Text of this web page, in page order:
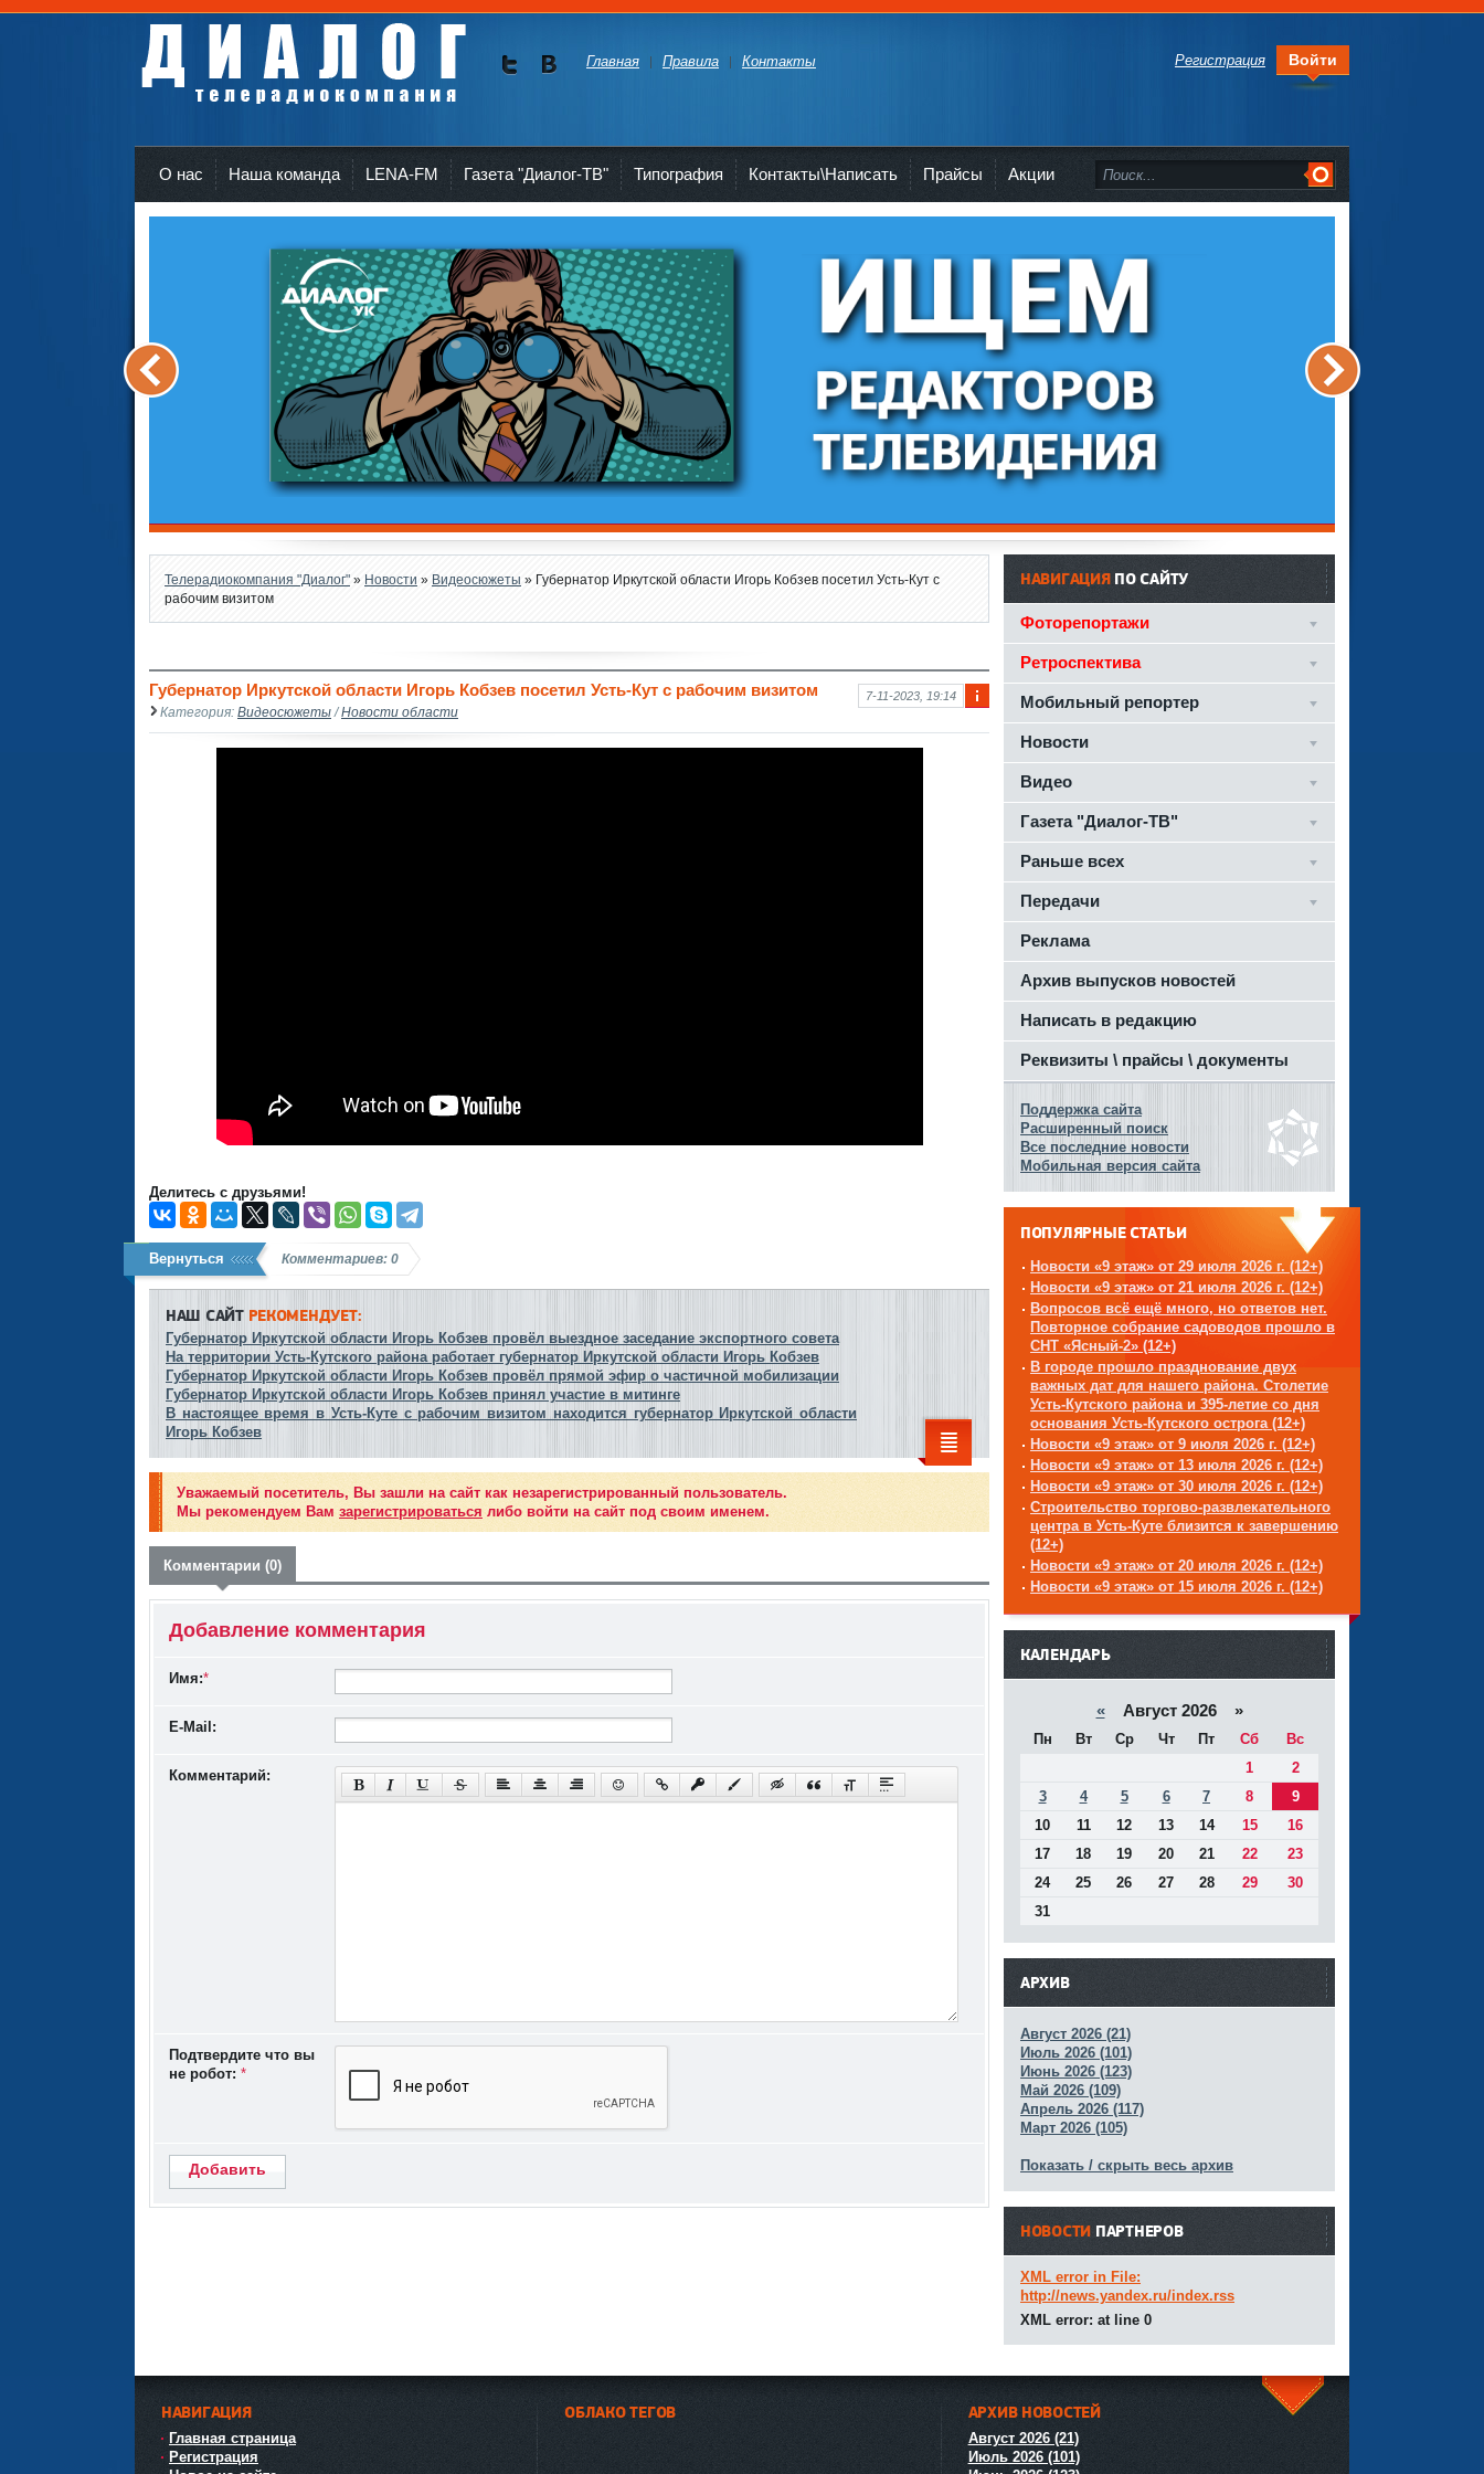
Регистрация Войти
Главная Правила Контакты
О нас Наша команда LENA-FM Газета "Диалог-ТВ" Типография Контакты\Написать Прайсы Акции
Телерадиокомпания "Диалог" » Новости » Видеосюжеты » Губернатор Иркутской области Игорь Кобзев посетил Усть-Кут с
рабочим визитом
фо
7-11-2023, 19:14
Губернатор Иркутской области Игорь Кобзев посетил Усть-Кут с рабочим визитом
Категория: Видеосюжеты /Новости области
Делитесь с друзьями!
Вернуться Комментариев: 0
НАШ САЙТРЕКОМЕНДУЕТ:
Губернатор Иркутской области Игорь Кобзев провёл выездное заседание экспортного совета
На территории Усть-Кутского района работает губернатор Иркутской области Игорь Кобзев
Губернатор Иркутской области Игорь Кобзев провёл прямой эфир о частичной мобилизации
Губернатор Иркутской области Игорь Кобзев принял участие в митинге
В настоящее время в Усть-Куте с рабочим визитом находится губернатор Иркутской области
Игорь Кобзев
Уважаемый посетитель, Вы зашли на сайт как незарегистрированный пользователь.
Мы рекомендуем Вам зарегистрироваться либо войти на сайт под своим именем.
Комментарии (0)
Добавление комментария
Имя:*
E-Mail:
Комментарий:
Подтвердите что вы
не робот: *
Добавить
НАВИГАЦИЯПО САЙТУ
Фоторепортажи
Ретроспектива
Мобильный репортер
Новости
Видео
Газета "Диалог-ТВ"
Раньше всех
Передачи
Реклама
Архив выпусков новостей
Написать в редакцию
Реквизиты \ прайсы \ документы
Поддержка сайта
Расширенный поиск
Все последние новости
Мобильная версия сайта
ПОПУЛЯРНЫЕ СТАТЬИ
Новости «9 этаж» от 29 июля 2026 г. (12+)
Новости «9 этаж» от 21 июля 2026 г. (12+)
Вопросов всё ещё много, но ответов нет.
Повторное собрание садоводов прошло в
СНТ «Ясный-2» (12+)
В городе прошло празднование двух
важных дат для нашего района. Столетие
Усть-Кутского района и 395-летие со дня
основания Усть-Кутского острога (12+)
Новости «9 этаж» от 9 июля 2026 г. (12+)
Новости «9 этаж» от 13 июля 2026 г. (12+)
Новости «9 этаж» от 30 июля 2026 г. (12+)
Строительство торгово-развлекательного
центра в Усть-Куте близится к завершению
(12+)
Новости «9 этаж» от 20 июля 2026 г. (12+)
Новости «9 этаж» от 15 июля 2026 г. (12+)
------
КАЛЕНДАРЬ
«Август 2026 »
Пн Вт Ср Чт Пт Сб
Вс
1
2
3
4 5 6 7 8
9
10
11 12 13 14 15
16
17
18 19 20 21 22
23
24
25 26 27 28 29
30
31
АРХИВ
Август 2026 (21)
Июль 2026 (101)
Июнь 2026 (123)
Май 2026 (109)
Апрель 2026 (117)
Март 2026 (105)
Показать / скрыть весь архив
НОВОСТИ ПАРТНЕРОВ
XML error in File:
http://news.yandex.ru/index.rss
XML error: at line 0
НАВИГАЦИЯ
Главная страница
Регистрация
ОБЛАКО ТЕГОВ АРХИВ НОВОСТЕЙ
Август 2026 (21)
Июль 2026 (101)